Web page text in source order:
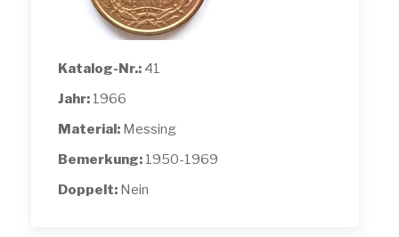
Katalog-Nr.: 41
Jahr: 1966
Material: Messing
Bemerkung: 1950-1969
Doppelt: Nein